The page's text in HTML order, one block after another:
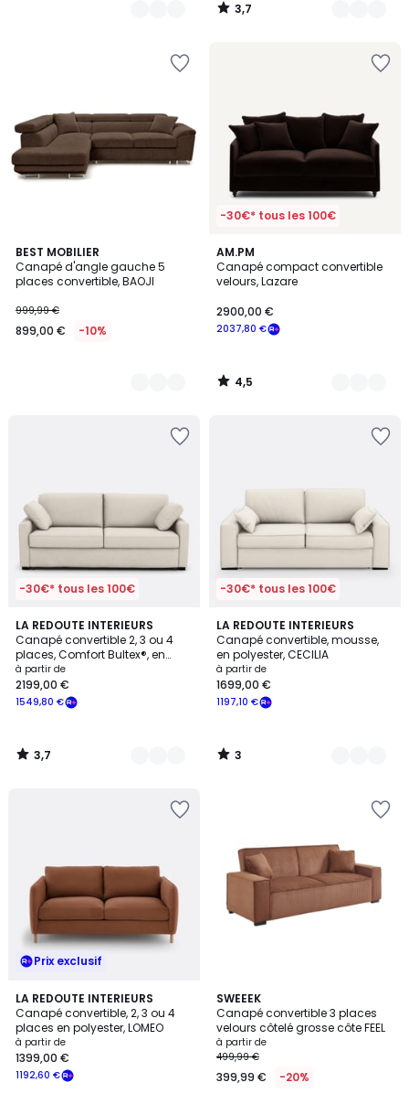
3,7
/
BEST MOBILIER
Canapé d'angle gauche 5
places convertible, BAOJI
999,99 €
899,00 € -10%
5
Couleurs
-30€* tous les 100€
AM.PM
Canapé compact convertible
velours, Lazare
2037,80 €
2900,00 €
4,5
/ 5
16
Couleurs
4,5
/
-30€* tous les 100€
LA REDOUTE INTERIEURS
Canapé convertible 2, 3 ou 4
places, Comfort Bultex®, en
polyester, TIMOR
à partir de
1549,80 €
2199,00 €
3,7
/ 5
3
Couleurs
3,7
/
-30€* tous les 100€
LA REDOUTE INTERIEURS
Canapé convertible, mousse,
en polyester, CECILIA
à partir de
1197,10 €
1699,00 €
3
/
5
3
Couleurs
3
/
Prix exclusif
LA REDOUTE INTERIEURS
Canapé convertible, 2, 3 ou 4
places en polyester, LOMEO
à partir de
1192,60 €
1399,00 €
4
/
5
6
Couleurs
SWEEEK
Canapé convertible 3 places
velours côtelé grosse côte FEEL
à partir de
499,99 €
399,99 € -20%
4,4
/ 5
6
Couleurs